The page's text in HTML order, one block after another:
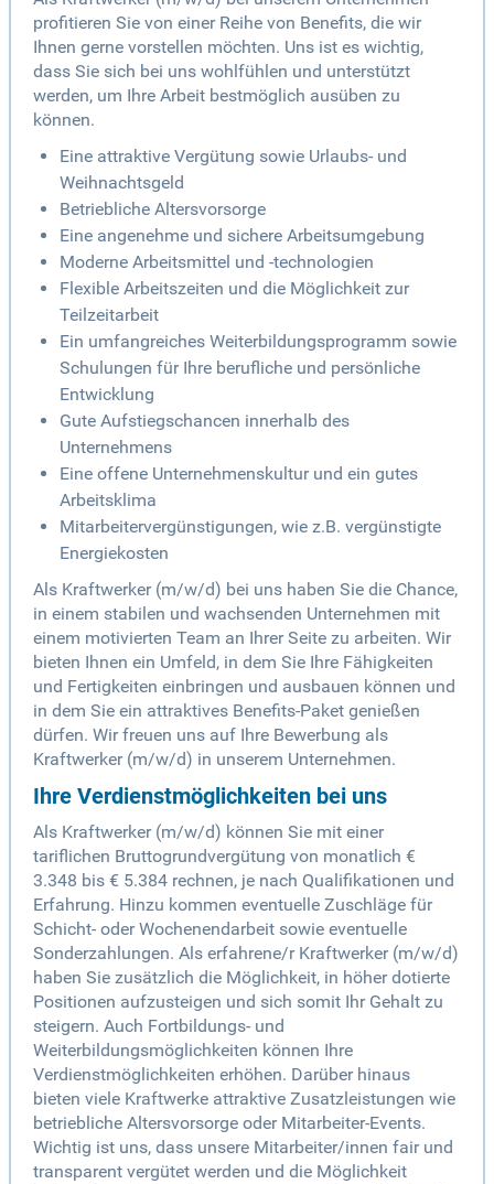
profitieren Sie von einer Reihe von Benefits, die wir
Ihnen gerne vorstellen möchten. Uns ist es wichtig,
dass Sie sich bei uns wohlfühlen und unterstützt
werden, um Ihre Arbeit bestmöglich ausüben zu
können.
Eine attraktive Vergütung sowie Urlaubs- und
Weihnachtsgeld
Betriebliche Altersvorsorge
Eine angenehme und sichere Arbeitsumgebung
Moderne Arbeitsmittel und -technologien
Flexible Arbeitszeiten und die Möglichkeit zur
Teilzeitarbeit
Ein umfangreiches Weiterbildungsprogramm sowie
Schulungen für Ihre berufliche und persönliche
Entwicklung
Gute Aufstiegschancen innerhalb des
Unternehmens
Eine offene Unternehmenskultur und ein gutes
Arbeitsklima
Mitarbeitervergünstigungen, wie z.B. vergünstigte
Energiekosten
Als Kraftwerker (m/w/d) bei uns haben Sie die Chance,
in einem stabilen und wachsenden Unternehmen mit
einem motivierten Team an Ihrer Seite zu arbeiten. Wir
bieten Ihnen ein Umfeld, in dem Sie Ihre Fähigkeiten
und Fertigkeiten einbringen und ausbauen können und
in dem Sie ein attraktives Benefits-Paket genießen
dürfen. Wir freuen uns auf Ihre Bewerbung als
Kraftwerker (m/w/d) in unserem Unternehmen.
Ihre Verdienstmöglichkeiten bei uns
Als Kraftwerker (m/w/d) können Sie mit einer
tariflichen Bruttogrundvergütung von monatlich €
3.348 bis € 5.384 rechnen, je nach Qualifikationen und
Erfahrung. Hinzu kommen eventuelle Zuschläge für
Schicht- oder Wochenendarbeit sowie eventuelle
Sonderzahlungen. Als erfahrene/r Kraftwerker (m/w/d)
haben Sie zusätzlich die Möglichkeit, in höher dotierte
Positionen aufzusteigen und sich somit Ihr Gehalt zu
steigern. Auch Fortbildungs- und
Weiterbildungsmöglichkeiten können Ihre
Verdienstmöglichkeiten erhöhen. Darüber hinaus
bieten viele Kraftwerke attraktive Zusatzleistungen wie
betriebliche Altersvorsorge oder Mitarbeiter-Events.
Wichtig ist uns, dass unsere Mitarbeiter/innen fair und
transparent vergütet werden und die Möglichkeit